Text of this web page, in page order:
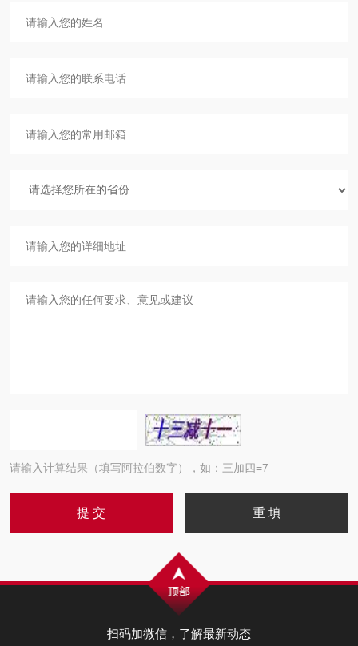
请输入计算结果（填写阿拉伯数字），如：三加四=7
扫码加微信，了解最新动态